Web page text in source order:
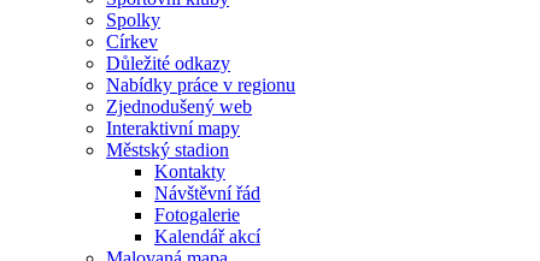
Spolky
Církev
Důležité odkazy
Nabídky práce v regionu
Zjednodušený web
Interaktivní mapy
Městský stadion
Kontakty
Návštěvní řád
Fotogalerie
Kalendář akcí